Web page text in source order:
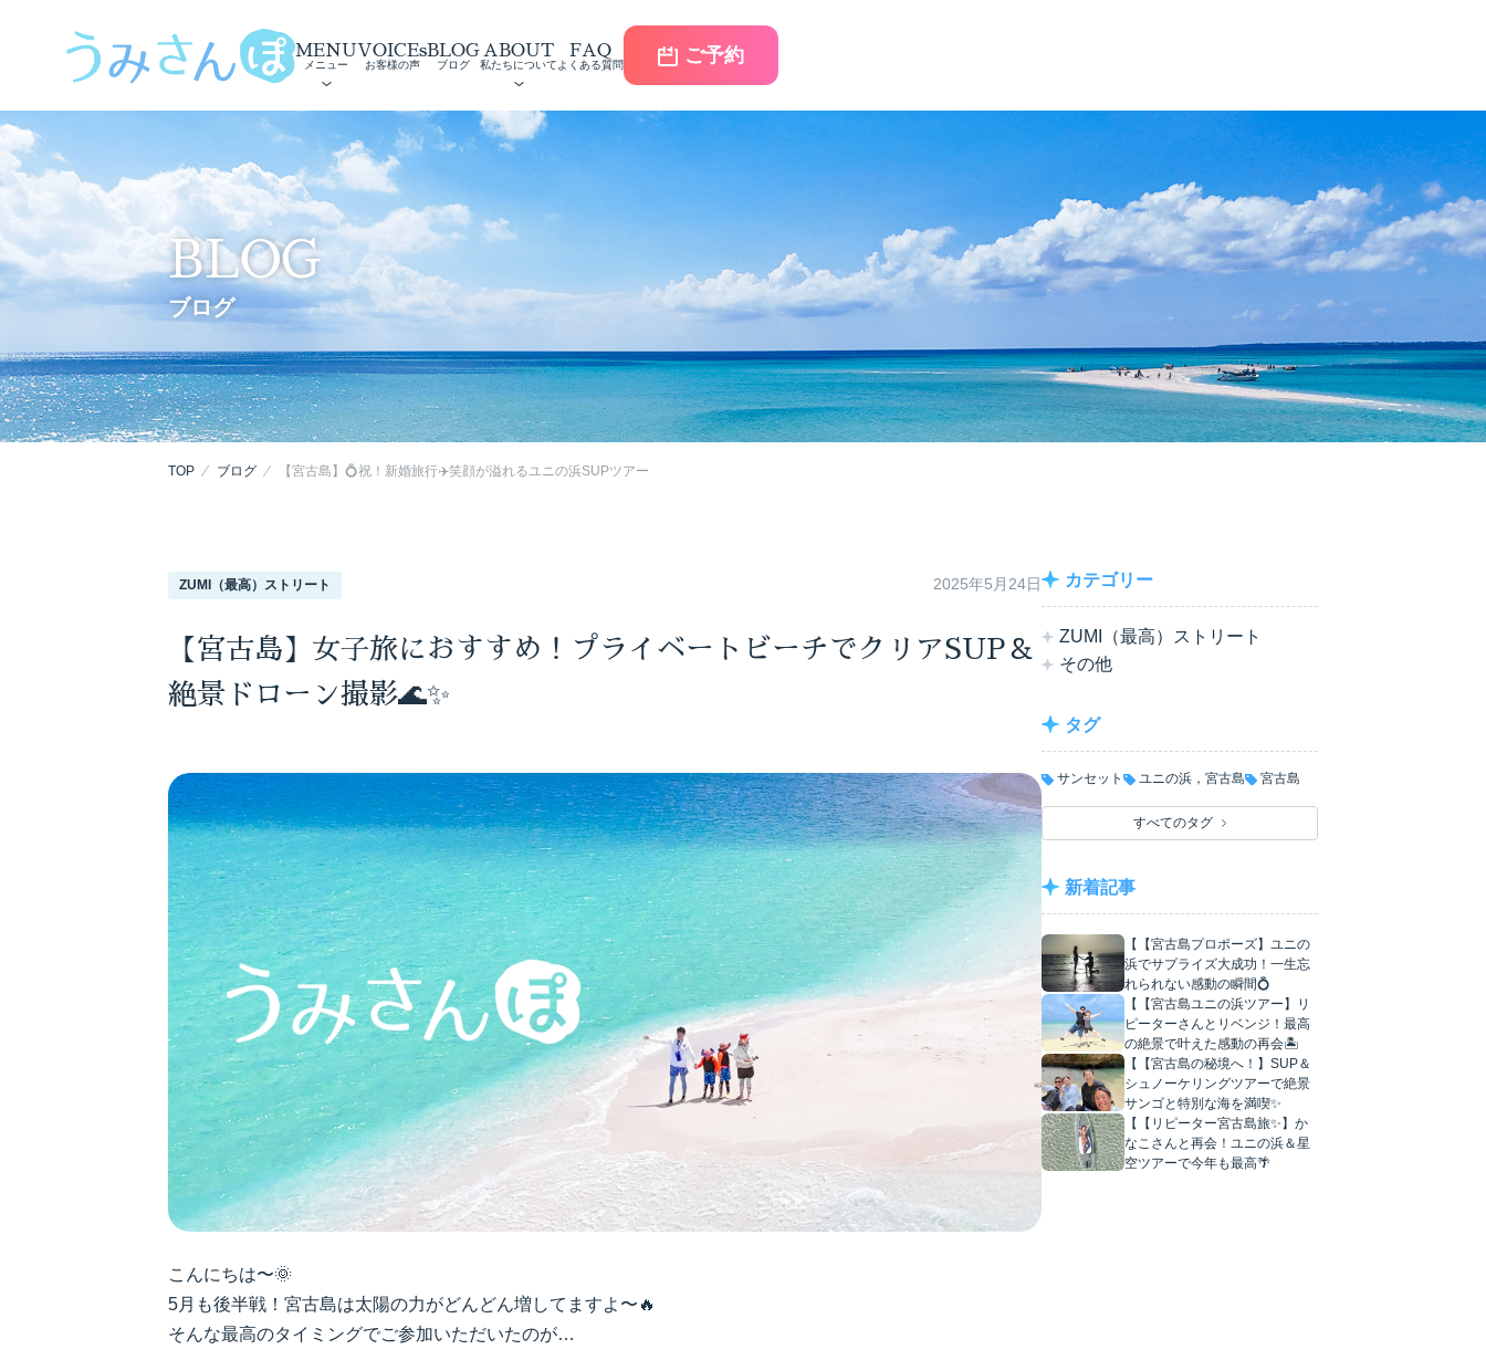
MENU
メニュー
VOICEs
お客様の声
BLOG
ブログ
ABOUT
私たちについて
FAQ
よくある質問 ご予約
BLOG
ブログ
TOP ブログ 【宮古島】💍祝！新婚旅行✈️笑顔が溢れるユニの浜SUPツアー
ZUMI（最高）ストリート 2025年5月24日
【宮古島】女子旅におすすめ！プライベートビーチでクリアSUP＆
絶景ドローン撮影🌊✨
こんにちは〜🌞
5月も後半戦！宮古島は太陽の力がどんどん増してますよ〜🔥
そんな最高のタイミングでご参加いただいたのが…
カテゴリー
ZUMI（最高）ストリート
その他
タグ
サンセット ユニの浜，宮古島 宮古島
すべてのタグ
新着記事
【【宮古島プロポーズ】ユニの
浜でサプライズ大成功！一生忘
れられない感動の瞬間💍
【【宮古島ユニの浜ツアー】リ
ピーターさんとリベンジ！最高
の絶景で叶えた感動の再会🏝️
【【宮古島の秘境へ！】SUP＆
シュノーケリングツアーで絶景
サンゴと特別な海を満喫✨
【【リピーター宮古島旅✨】か
なこさんと再会！ユニの浜＆星
空ツアーで今年も最高🌴